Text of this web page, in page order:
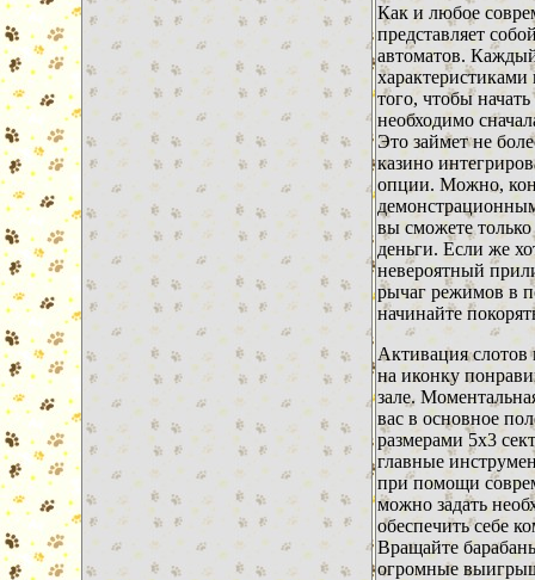
Как и любое
представляет
автоматов.
того, чтобы
необходимо
Это займет не
казино
опции. Можно,
вы сможете
деньги. Если же
невероятный
рычаг режимов в
начинайте
Активация слотов
на иконку
зале.
вас в основное
размерами 5х3
главные
при помощи
можно задать
обеспечить себе
Вращайте
огромные